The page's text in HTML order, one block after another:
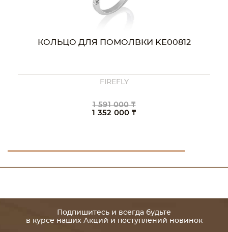
КОЛЬЦО ДЛЯ ПОМОЛВКИ KE00812
FIREFLY
1 591 000 ₸
1 352 000 ₸
Подпишитесь и всегда будьте
в курсе наших Акций и поступлений новинок